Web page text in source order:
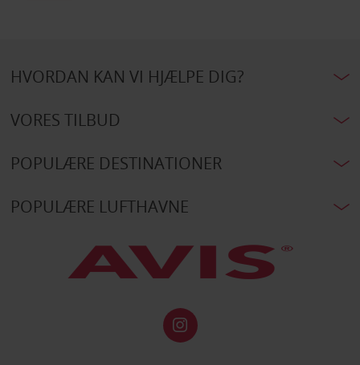
HVORDAN KAN VI HJÆLPE DIG?
VORES TILBUD
POPULÆRE DESTINATIONER
POPULÆRE LUFTHAVNE